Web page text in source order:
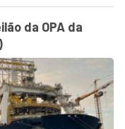
da OPA da